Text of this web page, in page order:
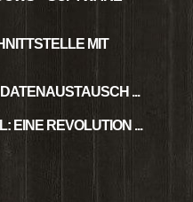
MIT
...
EINE REVOLUTION ...